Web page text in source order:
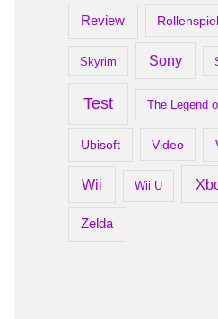
Review Rollenspiel
Skyrim Sony
Test The Legend
Ubisoft Video
Wii Wii U
Zelda